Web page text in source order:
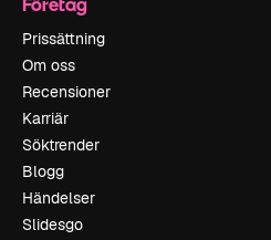
Prissättning
Om oss
Recensioner
Karriär
Söktrender
Blogg
Händelser
Slidesgo